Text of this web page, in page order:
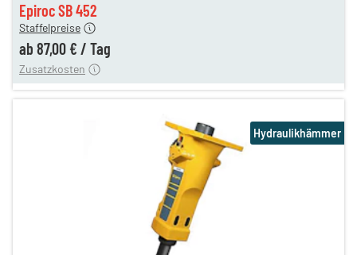
Epiroc SB 452
Staffelpreise
ab 87,00 € / Tag
12,00 €
Zusatzkosten
Hydraulikhämmer